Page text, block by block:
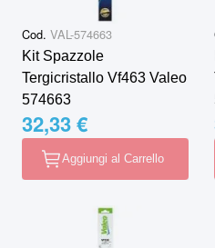
Cod. VAL-574663
Kit Spazzole
Tergicristallo Vf463 Valeo
574663
32,33 €
Aggiungi al Carrello